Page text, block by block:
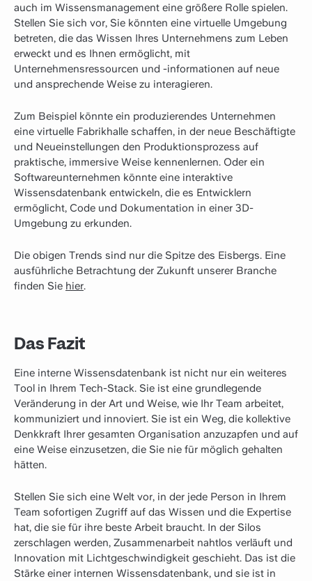
auch im Wissensmanagement eine größere Rolle spielen.
Stellen Sie sich vor, Sie könnten eine virtuelle Umgebung
betreten, die das Wissen Ihres Unternehmens zum Leben
erweckt und es Ihnen ermöglicht, mit
Unternehmensressourcen und -informationen auf neue
und ansprechende Weise zu interagieren.
Zum Beispiel könnte ein produzierendes Unternehmen
eine virtuelle Fabrikhalle schaffen, in der neue Beschäftigte
und Neueinstellungen den Produktionsprozess auf
praktische, immersive Weise kennenlernen. Oder ein
Softwareunternehmen könnte eine interaktive
Wissensdatenbank entwickeln, die es Entwicklern
ermöglicht, Code und Dokumentation in einer 3D-
Umgebung zu erkunden.
Die obigen Trends sind nur die Spitze des Eisbergs. Eine
ausführliche Betrachtung der Zukunft unserer Branche
finden Sie hier.
Das Fazit
Eine interne Wissensdatenbank ist nicht nur ein weiteres
Tool in Ihrem Tech-Stack. Sie ist eine grundlegende
Veränderung in der Art und Weise, wie Ihr Team arbeitet,
kommuniziert und innoviert. Sie ist ein Weg, die kollektive
Denkkraft Ihrer gesamten Organisation anzuzapfen und auf
eine Weise einzusetzen, die Sie nie für möglich gehalten
hätten.
Stellen Sie sich eine Welt vor, in der jede Person in Ihrem
Team sofortigen Zugriff auf das Wissen und die Expertise
hat, die sie für ihre beste Arbeit braucht. In der Silos
zerschlagen werden, Zusammenarbeit nahtlos verläuft und
Innovation mit Lichtgeschwindigkeit geschieht. Das ist die
Stärke einer internen Wissensdatenbank, und sie ist in